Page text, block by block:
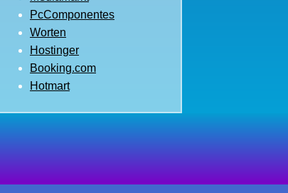
PcComponentes
Worten
Hostinger
Booking.com
Hotmart